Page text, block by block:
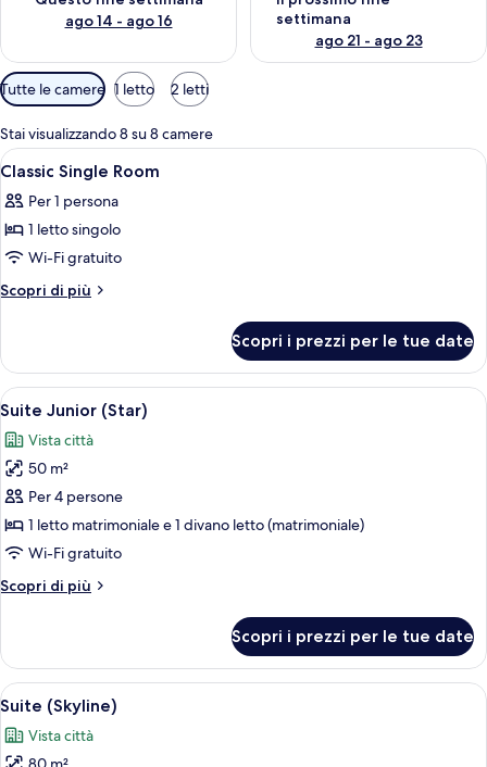
ago 14 - ago 16
settimana
ago 21 - ago 23
Filtri
disponibili
per
le
camere
Tutte le camere 1 letto 2 letti
Stai visualizzando 8 su 8 camere
Apri
tutte
le
foto
per
Classic
Una camera d'albergo con un letto
2
Classic Single Room
Per 1 persona
1 letto singolo
Wi-Fi gratuito
Scopri di più
Altri
Single
Room
Scopri i prezzi per le tue date
Apri
tutte
le
foto
per
Suite
Junior
Suite Junior (Star) | Biancheria da
11
Suite Junior (Star)
Vista città
50 m²
Per 4 persone
1 letto matrimoniale e 1 divano letto (matrimoniale)
Wi-Fi gratuito
Scopri di più
Altri
Junior
(Star)
Scopri i prezzi per le tue date
Apri
tutte
le
Suite (Skyline) | Biancheria da letto
21
Suite (Skyline)
Vista città